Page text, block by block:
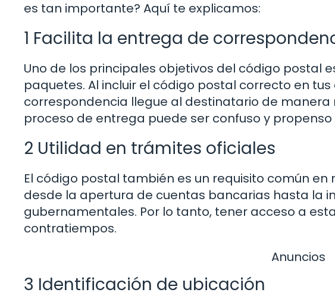
es tan importante? Aquí te explicamos:
1 Facilita la entrega de
Uno de los principales objetivos del código postal
paquetes. Al incluir el código postal correcto en
correspondencia llegue al destinatario de manera
proceso de entrega puede ser confuso y propenso
2 Utilidad en trámites oficiales
El código postal también es un requisito común
desde la apertura de cuentas bancarias hasta la
gubernamentales. Por lo tanto, tener acceso a
contratiempos.
Anuncios
3 Identificación de ubicación